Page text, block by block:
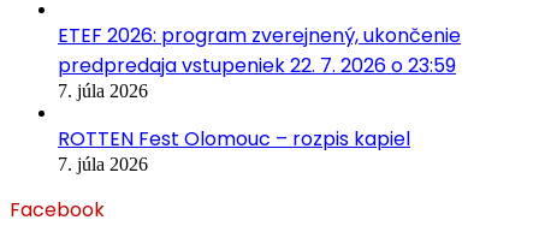
ETEF 2026: program zverejnený, ukončenie
predpredaja vstupeniek 22. 7. 2026 o 23:59
7. júla 2026
ROTTEN Fest Olomouc – rozpis kapiel
7. júla 2026
Facebook